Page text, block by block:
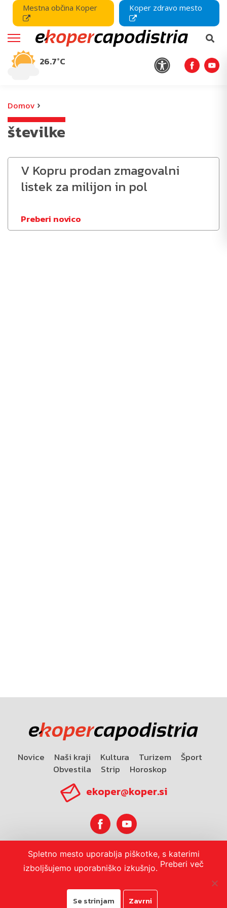
Mestna občina Koper Koper zdravo mesto
26.7°C
Domov ›
številke
V Kopru prodan zmagovalni
listek za milijon in pol
Preberi novico
Novice Naši kraji Kultura Turizem
Šport
Obvestila
Strip Horoskop
ekoper@koper.si
Horoskop
Spletno mesto uporablja piškotke, s katerimi
izboljšujemo uporabniško izkušnjo. Preberi več
Se strinjam Zavrni